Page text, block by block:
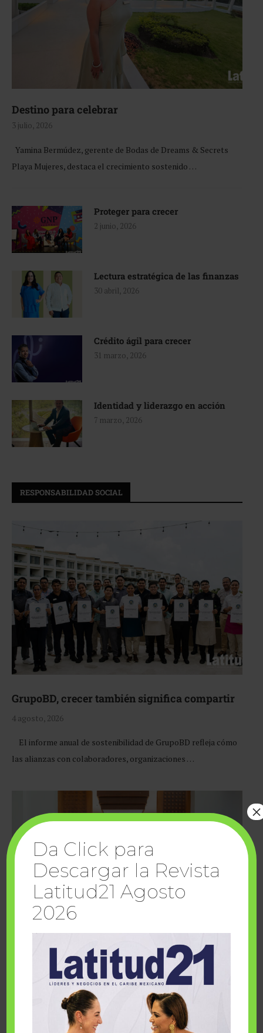
Destino para celebrar
3 julio, 2026
Yamina Bermúdez, gerente de Bodas de Dreams & Secrets
Playa Mujeres, destaca el crecimiento sostenido …
Proteger para crecer
2 junio, 2026
Lectura estratégica de las finanzas
30 abril, 2026
Crédito ágil para crecer
31 marzo, 2026
Identidad y liderazgo en acción
7 marzo, 2026
RESPONSABILIDAD SOCIAL
GrupoBD, crecer también significa compartir
4 agosto, 2026
El informe anual de sostenibilidad de GrupoBD refleja cómo
las alianzas con colaboradores, organizaciones …
Cuando la solidaridad inspira; cumplen
sueños Fairmont Mayakoba y Make-A-Wish
Da Click para
Descargar la Revista
Latitud21 Agosto
2026
×